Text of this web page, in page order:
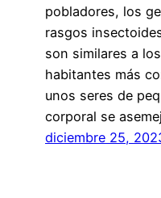
pobladores, los
rasgos
son similares a
habitantes más
unos seres de
corporal se
diciembre 25,